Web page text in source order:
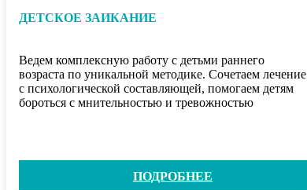
ДЕТСКОЕ ЗАИКАНИЕ
Ведем комплексную работу с детьми раннего
возраста по уникальной методике. Сочетаем лечение
с психологической составляющей, помогаем детям
бороться с мнительностью и тревожностью
ПОДРОБНЕЕ